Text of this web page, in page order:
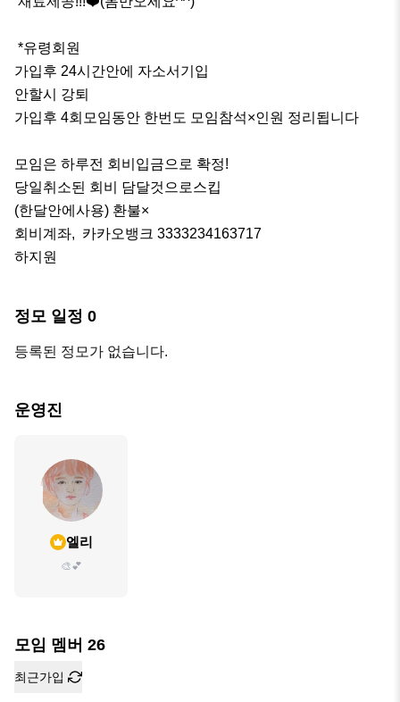
가입후 24시간안에 자소서기입
안할시 강퇴
가입후 4회모임동안 한번도 모임참석×인원 정리됩니다
모임은 하루전 회비입금으로 확정!
당일취소된 회비 담달것으로스킵
(한달안에사용) 환불×
회비계좌,  카카오뱅크 3333234163717
하지원
정모 일정 0
등록된 정모가 없습니다.
운영진
엘리
🎨💕
모임 멤버 26
최근가입